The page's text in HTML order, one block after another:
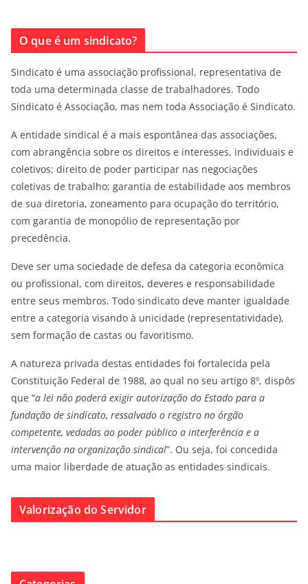
O que é um sindicato?
Sindicato é uma associação profissional, representativa de
toda uma determinada classe de trabalhadores. Todo
Sindicato é Associação, mas nem toda Associação é Sindicato.
A entidade sindical é a mais espontânea das associações,
com abrangência sobre os direitos e interesses, individuais e
coletivos; direito de poder participar nas negociações
coletivas de trabalho; garantia de estabilidade aos membros
de sua diretoria, zoneamento para ocupação do território,
com garantia de monopólio de representação por
precedência.
Deve ser uma sociedade de defesa da categoria econômica
ou profissional, com direitos, deveres e responsabilidade
entre seus membros. Todo sindicato deve manter igualdade
entre a categoria visando à unicidade (representatividade),
sem formação de castas ou favoritismo.
A natureza privada destas entidades foi fortalecida pela
Constituição Federal de 1988, ao qual no seu artigo 8º, dispôs
que “a lei não poderá exigir autorização do Estado para a
fundação de sindicato, ressalvado o registro no órgão
competente, vedadas ao poder público a interferência e a
intervenção na organização sindical”. Ou seja, foi concedida
uma maior liberdade de atuação as entidades sindicais.
Valorização do Servidor